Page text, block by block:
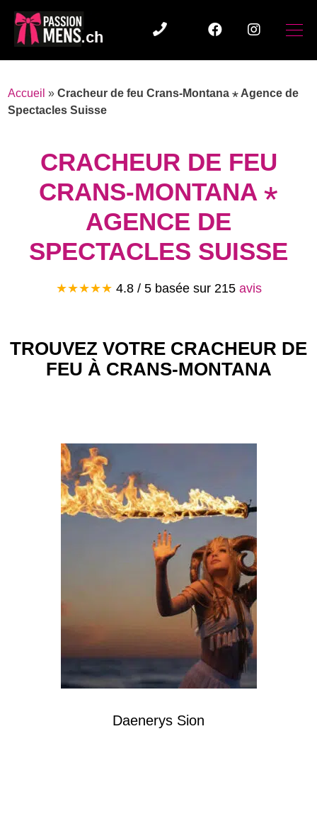
Accueil »Cracheur de feu Crans-Montana ⋆ Agence de
Spectacles Suisse
CRACHEUR DE FEU
CRANS-MONTANA ⋆
AGENCE DE
SPECTACLES SUISSE
★★★★★ 4.8 / 5 basée sur 215 avis
TROUVEZ VOTRE CRACHEUR DE
FEU À CRANS-MONTANA
Daenerys Sion